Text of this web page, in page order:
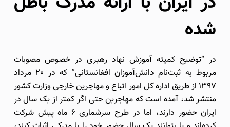
شده
در “توضیح کمیته آموزش نهاد رهبری در خصوص مصوبات
مربوط به ثبت‌نام دانش‌آموزان افغانستانی” که در 20 مرداد
1397 از طریق اداره کل امور اتباع و مهاجرین خارجی وزارت کشور
منتشر شد، آمده است که مهاجرین حتی اگر کمتر از یک سال در
ایران حضور دارند، اما در طرح سرشماری 6 ماه پیش شرکت